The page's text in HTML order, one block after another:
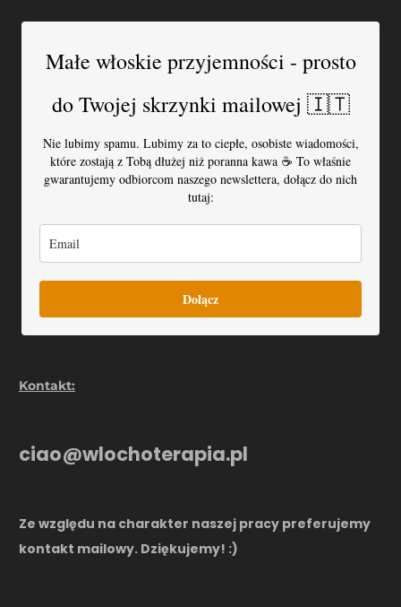
Małe włoskie przyjemności - prosto
do Twojej skrzynki mailowej 🇮🇹
Nie lubimy spamu. Lubimy za to ciepłe, osobiste wiadomości,
które zostają z Tobą dłużej niż poranna kawa ☕️ To właśnie
gwarantujemy odbiorcom naszego newslettera, dołącz do nich
tutaj:
Dołącz
Kontakt:
ciao@wlochoterapia.pl
Ze względu na charakter naszej pracy preferujemy
kontakt mailowy. Dziękujemy! :)